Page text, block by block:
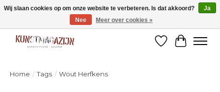
Welkom bij de designshop van Kunstmagazijn Nijmegen!
Verlanglijst
Home / Tags / Wout Herfkens
Wij slaan cookies op om onze website te verbeteren. Is dat akkoord?
Ja
Nee
Meer over cookies »